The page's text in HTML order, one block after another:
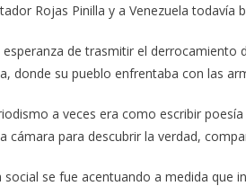
Rojas Pinilla y a Venezuela todavía
de trasmitir el derrocamiento
donde su pueblo enfrentaba con las
a veces era como escribir
cámara para descubrir la verdad,
se fue acentuando a medida que